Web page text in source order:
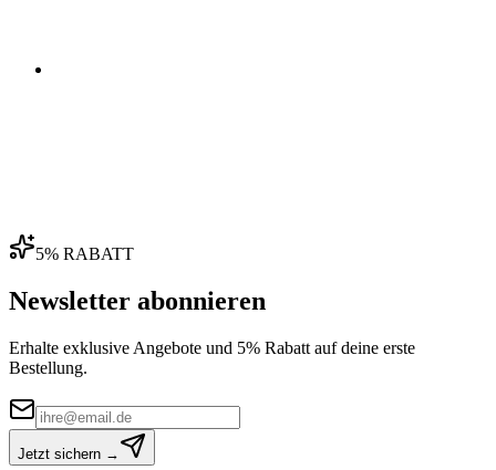
5% RABATT
Newsletter abonnieren
Erhalte exklusive Angebote und 5% Rabatt auf deine erste
Bestellung.
Jetzt sichern →